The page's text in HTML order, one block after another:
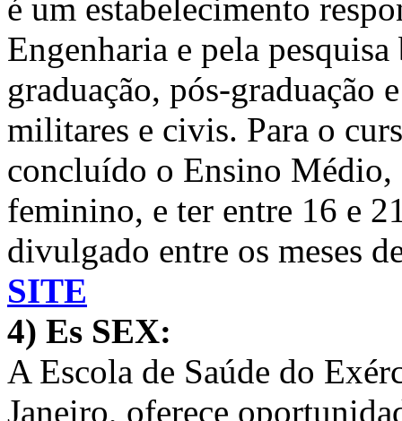
é um estabelecimento
Engenharia e pela
graduação, pós-graduação
militares e civis. Para o
concluído o Ensino Médio,
feminino, e ter entre 16 e
divulgado entre os meses
SITE
4) Es SEX:
A Escola de Saúde do
Janeiro, oferece